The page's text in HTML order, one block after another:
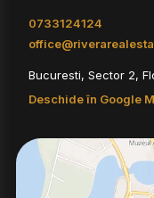
0733124124
Bucuresti, Sector 2,
Deschide în Google